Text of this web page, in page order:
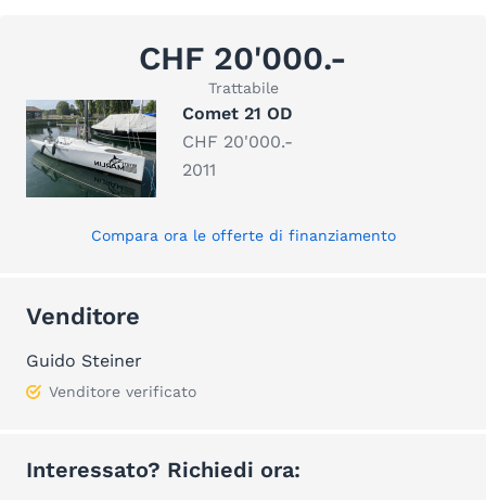
CHF 20'000.-
Trattabile
Comet 21 OD
CHF 20'000.-
2011
Compara ora le offerte di finanziamento
Venditore
Guido Steiner
Venditore verificato
Interessato? Richiedi ora: